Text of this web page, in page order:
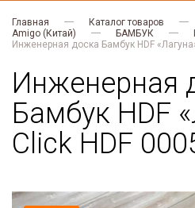
Главная Каталог товаров
Amigo (Китай)
БАМБУК
Инженерная доска Бамбук HDF
Инженерная
Бамбук HDF
Click HDF